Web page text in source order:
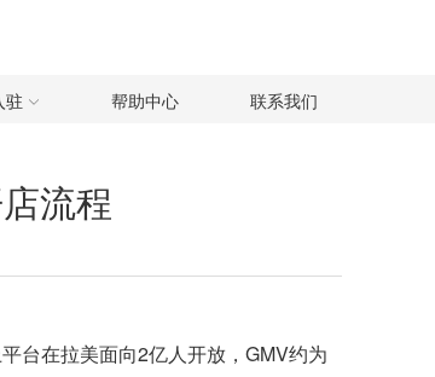
驻 帮助中心 联系我们
流程
台在拉美面向2亿人开放，GMV约为